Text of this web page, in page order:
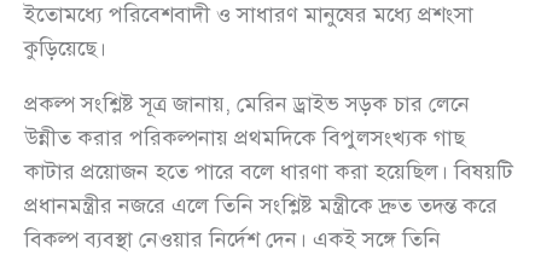
ইতোমধ্যে পরিবেশবাদী ও সাধারণ মানুষের মধ্যে প্রশংসা
কুড়িয়েছে।
প্রকল্প সংশ্লিষ্ট সূত্র জানায়, মেরিন ড্রাইভ সড়ক চার লেনে
উন্নীত করার পরিকল্পনায় প্রথমদিকে বিপুলসংখ্যক গাছ
কাটার প্রয়োজন হতে পারে বলে ধারণা করা হয়েছিল। বিষয়টি
প্রধানমন্ত্রীর নজরে এলে তিনি সংশ্লিষ্ট মন্ত্রীকে দ্রুত তদন্ত করে
বিকল্প ব্যবস্থা নেওয়ার নির্দেশ দেন। একই সঙ্গে তিনি